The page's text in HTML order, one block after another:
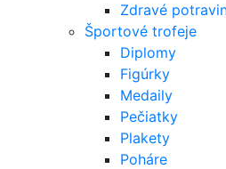
Zdravé
Športové trofeje
Diplomy
Figúrky
Medaily
Pečiatky
Plakety
Poháre